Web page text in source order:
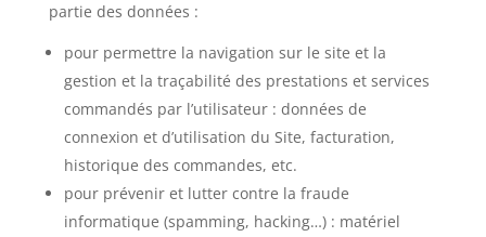
partie des données :
pour permettre la navigation sur le site et la
gestion et la traçabilité des prestations et services
commandés par l’utilisateur : données de
connexion et d’utilisation du Site, facturation,
historique des commandes, etc.
pour prévenir et lutter contre la fraude
informatique (spamming, hacking…) : matériel